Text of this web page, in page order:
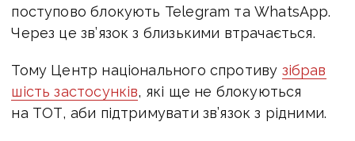
поступово блокують Telegram та WhatsApp.
Через це зв’язок з близькими втрачається.
Тому Центр національного спротиву зібрав
шість застосунків, які ще не блокуються
на ТОТ, аби підтримувати зв’язок з рідними.